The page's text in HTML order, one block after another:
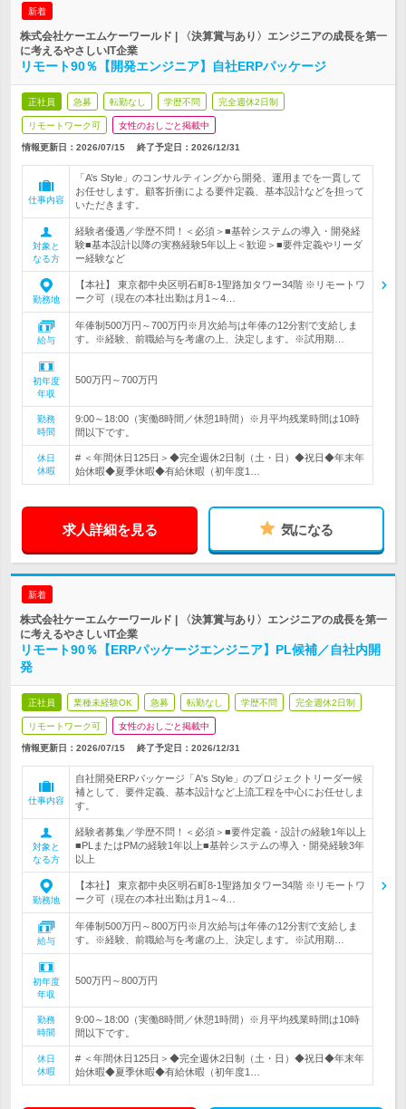
新着
株式会社ケーエムケーワールド | 〈決算賞与あり〉エンジニアの成長を第一
に考えるやさしいIT企業
リモート90％【開発エンジニア】自社ERPパッケージ
正社員 急募 転勤なし 学歴不問 完全週休2日制
リモートワーク可 女性のおしごと掲載中
情報更新日：2026/07/15 終了予定日： 2026/12/31
仕事内容
「A’s Style」のコンサルティングから開発、運用までを一貫して
お任せします。顧客折衝による要件定義、基本設計などを担って
いただきます。
対象と
なる方
経験者優遇／学歴不問！＜必須＞■基幹システムの導入・開発経
験■基本設計以降の実務経験5年以上＜歓迎＞■要件定義やリーダ
ー経験など
勤務地
【本社】 東京都中央区明石町8-1聖路加タワー34階 ※リモートワ
ーク可（現在の本社出勤は月1～4…
給与
年俸制500万円～700万円※月次給与は年俸の12分割で支給しま
す。※経験、前職給与を考慮の上、決定します。※試用期…
初年度
年収
500万円～700万円
勤務
時間
9:00～18:00（実働8時間／休憩1時間）※月平均残業時間は10時
間以下です。
休日
休暇
# ＜年間休日125日＞◆完全週休2日制（土・日）◆祝日◆年末年
始休暇◆夏季休暇◆有給休暇（初年度1…
求人詳細を見る 気になる
新着
株式会社ケーエムケーワールド | 〈決算賞与あり〉エンジニアの成長を第一
に考えるやさしいIT企業
リモート90％【ERPパッケージエンジニア】PL候補／自社内開
発
正社員 業種未経験OK 急募 転勤なし 学歴不問 完全週休2日制
リモートワーク可 女性のおしごと掲載中
情報更新日：2026/07/15 終了予定日： 2026/12/31
仕事内容
自社開発ERPパッケージ「A's Style」のプロジェクトリーダー候
補として、要件定義、基本設計など上流工程を中心にお任せしま
す。
対象と
なる方
経験者募集／学歴不問！＜必須＞■要件定義・設計の経験1年以上
■PLまたはPMの経験1年以上■基幹システムの導入・開発経験3年
以上
勤務地
【本社】 東京都中央区明石町8-1聖路加タワー34階 ※リモートワ
ーク可（現在の本社出勤は月1～4…
給与
年俸制500万円～800万円※月次給与は年俸の12分割で支給しま
す。※経験、前職給与を考慮の上、決定します。※試用期…
初年度
年収
500万円～800万円
勤務
時間
9:00～18:00（実働8時間／休憩1時間）※月平均残業時間は10時
間以下です。
休日
休暇
# ＜年間休日125日＞◆完全週休2日制（土・日）◆祝日◆年末年
始休暇◆夏季休暇◆有給休暇（初年度1…